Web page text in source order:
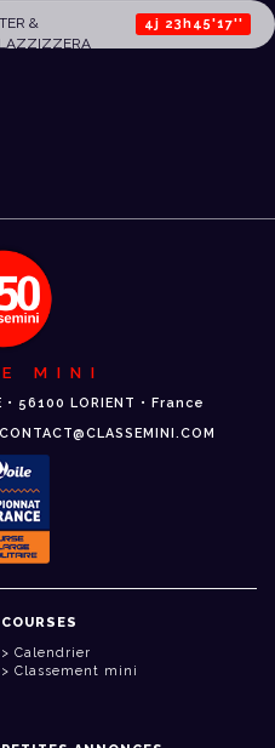
&
4j 23h45'17''
MINI
• 56100 LORIENT • France
COURSES
Calendrier
Classement mini